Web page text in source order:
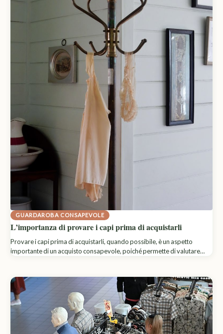
GUARDAROBA CONSAPEVOLE
L’importanza di provare i capi prima di acquistarli
Provare i capi prima di acquistarli, quando possibile, è un aspetto
importante di un acquisto consapevole, poiché permette di valutare…